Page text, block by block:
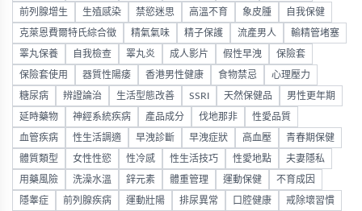
前列腺增生 生殖感染 禁慾迷思 高溫不育 象皮腫 自我保健
克萊恩費爾特氏綜合徵 精氣氣味 精子保護 流產男人 輸精管堵塞
睪丸保養 自我檢查 睪丸炎 成人影片 假性早洩 保險套
保險套使用 器質性陽痿 香港男性健康 食物禁忌 心理壓力
糖尿病 辨證論治 生活型態改善 SSRI 天然保健品 男性更年期
延時藥物 神經系統疾病 產品成分 伐地那非 性愛品質
血管疾病 性生活調適 早洩診斷 早洩症狀 高血壓 青春期保健
體質類型 女性性慾 性冷感 性生活技巧 性愛地點 夫妻隱私
用藥風險 洗澡水溫 鋅元素 體重管理 運動保健 不育成因
隱睾症 前列腺疾病 運動壯陽 排尿異常 口腔健康 戒除壞習慣